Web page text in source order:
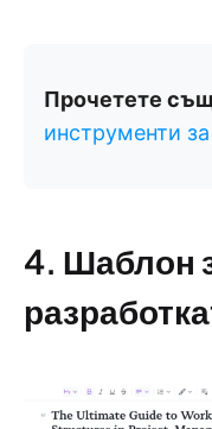
Прочетете
инструменти
4. Шаблон